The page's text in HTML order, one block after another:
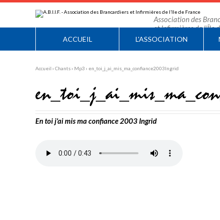
au
contenu.
Aller
personnels
Association des
et Infirmières de l'Île
ACCUEIL L'ASSOCIATION
Accueil › Chants› Mp3 › en_toi_j_ai_mis_ma_confiance2003Ingrid
En toi j'ai mis ma confiance 2003 Ingrid